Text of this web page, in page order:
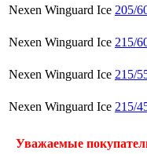
Nexen Winguard Ice 205/
Nexen Winguard Ice 215/
Nexen Winguard Ice 215/
Nexen Winguard Ice 215/
Уважаемые